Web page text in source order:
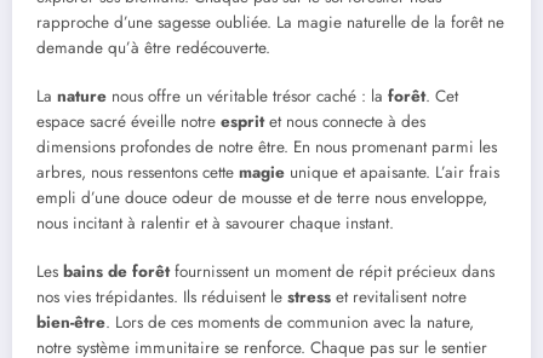
rapproche d’une sagesse oubliée. La magie naturelle de la forêt ne
demande qu’à être redécouverte.
La nature nous offre un véritable trésor caché : la forêt. Cet
espace sacré éveille notre espritet nous connecte à des
dimensions profondes de notre être. En nous promenant parmi les
arbres, nous ressentons cette magie unique et apaisante. L’air frais
empli d’une douce odeur de mousse et de terre nous enveloppe,
nous incitant à ralentir et à savourer chaque instant.
Les bains de forêtfournissent un moment de répit précieux dans
nos vies trépidantes. Ils réduisent le stress et revitalisent notre
bien-être. Lors de ces moments de communion avec la nature,
notre système immunitaire se renforce. Chaque pas sur le sentier